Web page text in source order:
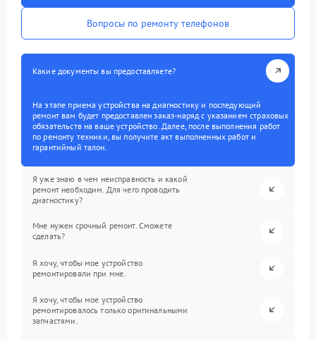
Вопросы по ремонту телефонов
Какие документы вы предоставляете?
На этапе приема устройства на диагностику и последующий
ремонт вам будет предоставлен заказ-наряд с указанием страховых
обязательств на ваше устройство. Далее, после выполнения работ
по ремонту техники, вы получите акт выполненных работ и
гарантийный талон.
Я уже знаю в чем неисправность и какой
ремонт необходим. Для чего проводить
диагностику?
Мне нужен срочный ремонт. Сможете
сделать?
Я хочу, чтобы мое устройство
ремонтировали при мне.
Я хочу, чтобы мое устройство
ремонтировалось только оригинальными
запчастями.